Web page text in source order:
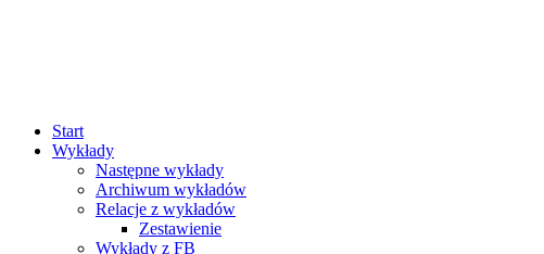
Start
Wykłady
Następne wykłady
Archiwum wykładów
Relacje z wykładów
Zestawienie
Wykłady z FB